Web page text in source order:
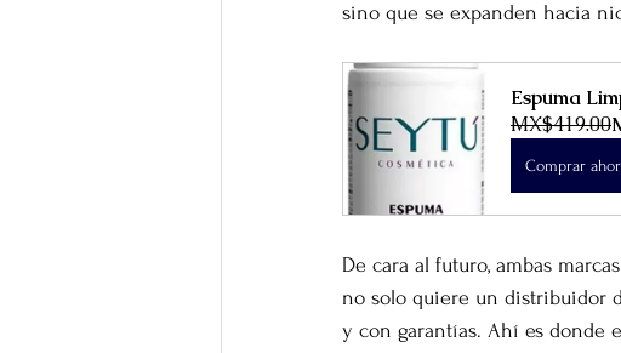
sino que se expanden hacia
Espuma
MX$419.00
Comprar
De cara al futuro, ambas
no solo quiere un distribuidor
y con garantías. Ahí es donde